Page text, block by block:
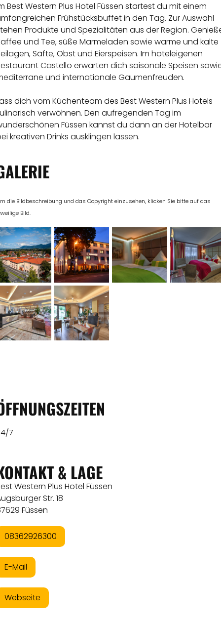
Best Western Plus Hotel Füssen startest du mit einem
Frühstücksbuffet in den Tag. Zur Auswahl
Produkte und Spezialitäten aus der Region.
und Tee, süße Marmeladen sowie warme und kalte
Säfte, Obst und Eierspeisen. Im hoteleigenen
Castello erwarten dich saisonale Speisen
und internationale Gaumenfreuden.
dich vom Küchenteam des Best Western Plus Hotels
verwöhnen. Den aufregenden Tag im
Füssen kannst du dann an der Hotelbar
kreativen Drinks ausklingen lassen.
die Bildbeschreibung und das Copyright einzusehen, klicken Sie bitte auf das
Bild.
7
& LAGE
Western Plus Hotel Füssen
Str. 18
Füssen
08362926300
E-Mail
Webseite